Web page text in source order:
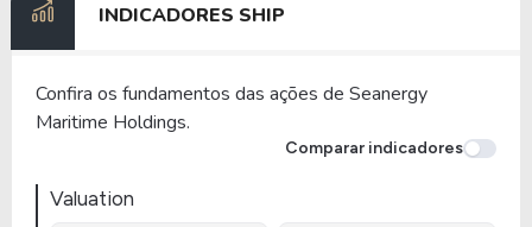
INDICADORES SHIP
Confira os fundamentos das ações de Seanergy
Maritime Holdings.
Comparar indicadores
Valuation